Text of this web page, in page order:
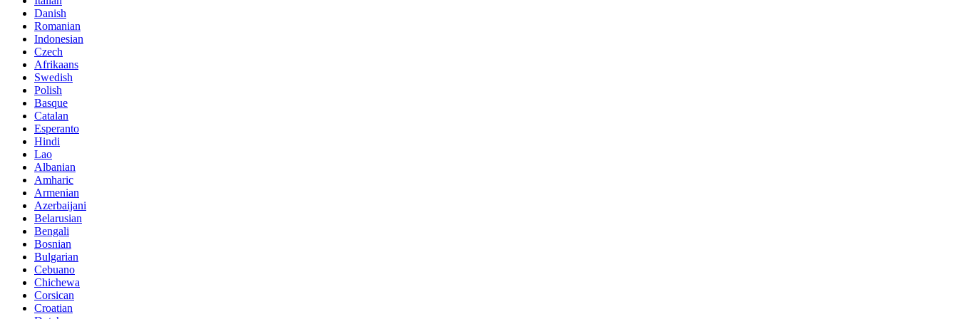
Danish
Romanian
Indonesian
Czech
Afrikaans
Swedish
Polish
Basque
Catalan
Esperanto
Hindi
Lao
Albanian
Amharic
Armenian
Azerbaijani
Belarusian
Bengali
Bosnian
Bulgarian
Cebuano
Chichewa
Corsican
Croatian